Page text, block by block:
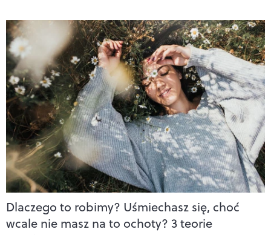
Dlaczego to robimy? Uśmiechasz się, choć
wcale nie masz na to ochoty? 3 teorie